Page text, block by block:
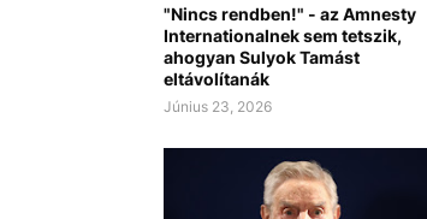
"Nincs rendben!" - az Amnesty
Internationalnek sem tetszik,
ahogyan Sulyok Tamást
eltávolítanák
Június 23, 2026